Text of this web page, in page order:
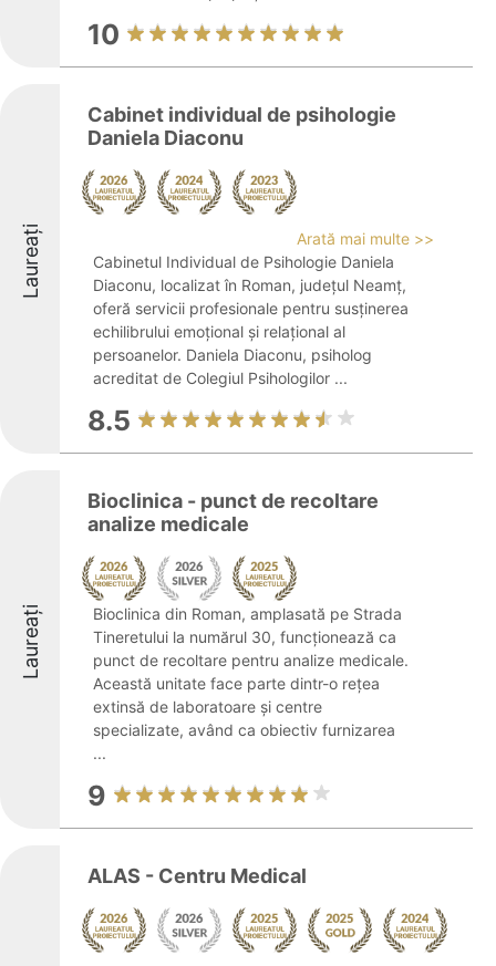
10
Laureați
Cabinet individual de psihologie
Daniela Diaconu
Arată mai multe >>
Cabinetul Individual de Psihologie Daniela
Diaconu, localizat în Roman, județul Neamț,
oferă servicii profesionale pentru susținerea
echilibrului emoțional și relațional al
persoanelor. Daniela Diaconu, psiholog
acreditat de Colegiul Psihologilor ...
8.5
Laureați
Bioclinica - punct de recoltare
analize medicale
Bioclinica din Roman, amplasată pe Strada
Tineretului la numărul 30, funcționează ca
punct de recoltare pentru analize medicale.
Această unitate face parte dintr-o rețea
extinsă de laboratoare și centre
specializate, având ca obiectiv furnizarea
...
9
ALAS - Centru Medical